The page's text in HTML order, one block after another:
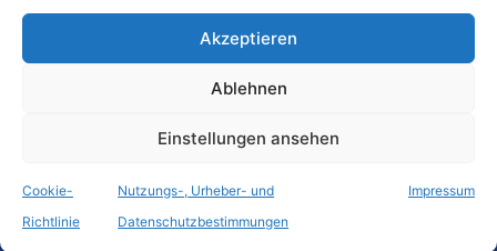
Akzeptieren
Ablehnen
Einstellungen ansehen
Cookie-
Richtlinie
Nutzungs-, Urheber- und
Datenschutzbestimmungen
Impressum
© Raumfahrer Net e.V. 2026